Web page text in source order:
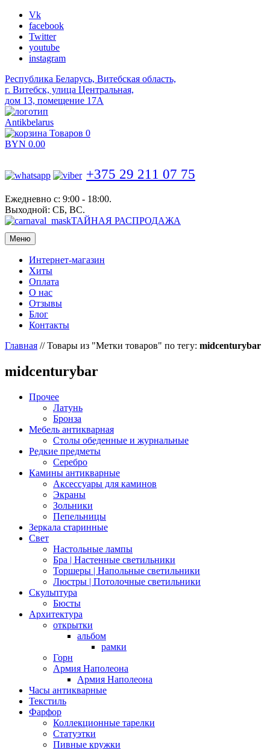
Vk
facebook
Twitter
youtube
instagram
Республика Беларусь, Витебская область,
г. Витебск, улица Центральная,
дом 13, помещение 17А
Antikbelarus
Товаров 0
BYN 0.00
+375 29 211 07 75
Ежедневно с: 9:00 - 18:00.
Выходной: СБ, ВС.
ТАЙНАЯ РАСПРОДАЖА
Меню
Интернет-магазин
Хиты
Оплата
О нас
Отзывы
Блог
Контакты
Главная //Товары из "Метки товаров" по тегу: midcenturybar
midcenturybar
Прочее
Латунь
Бронза
Мебель антикварная
Столы обеденные и журнальные
Редкие предметы
Серебро
Камины антикварные
Аксессуары для каминов
Экраны
Зольники
Пепельницы
Зеркала старинные
Свет
Настольные лампы
Бра | Настенные светильники
Торшеры | Напольные светильники
Люстры | Потолочные светильники
Скульптура
Бюсты
Архитектура
открытки
альбом
рамки
Горн
Армия Наполеона
Армия Наполеона
Часы антикварные
Текстиль
Фарфор
Коллекционные тарелки
Статуэтки
Пивные кружки